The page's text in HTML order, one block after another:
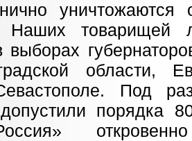
уничтожаются
Наших товарищей
выборах
области,
Под
порядка